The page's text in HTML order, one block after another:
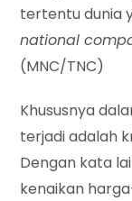
tertentu dunia
national
(MNC/TNC)
Khususnya
terjadi adalah
Dengan kata
kenaikan